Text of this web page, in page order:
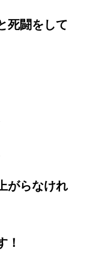
死闘をして
がらなけれ
！